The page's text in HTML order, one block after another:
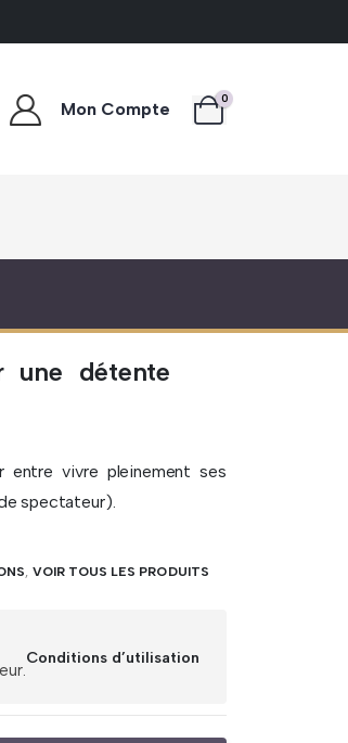
Mon Compte
0
une détente
entre vivre pleinement ses
spectateur).
, VOIR TOUS LES PRODUITS
Conditions d’utilisation